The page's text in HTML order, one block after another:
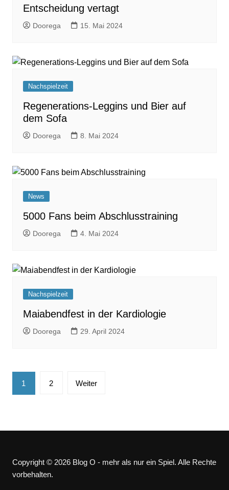
Entscheidung vertagt
Doorega 15. Mai 2024
Nachspielzeit
Regenerations-Leggins und Bier auf
dem Sofa
Doorega 8. Mai 2024
News
5000 Fans beim Abschlusstraining
Doorega 4. Mai 2024
Nachspielzeit
Maiabendfest in der Kardiologie
Doorega 29. April 2024
Seitennummerierung
der
1 2 Weiter
Copyright © 2026 Blog O - mehr als nur ein Spiel. Alle Rechte
vorbehalten.